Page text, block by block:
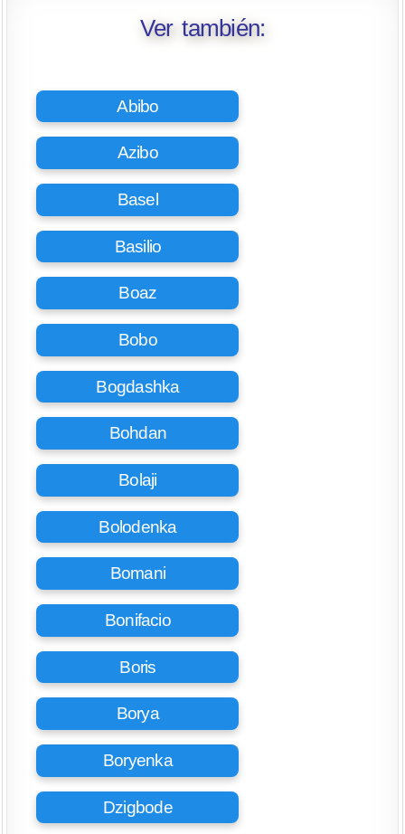
Ver también:
Abibo
Azibo
Basel
Basilio
Boaz
Bobo
Bogdashka
Bohdan
Bolaji
Bolodenka
Bomani
Bonifacio
Boris
Borya
Boryenka
Dzigbode